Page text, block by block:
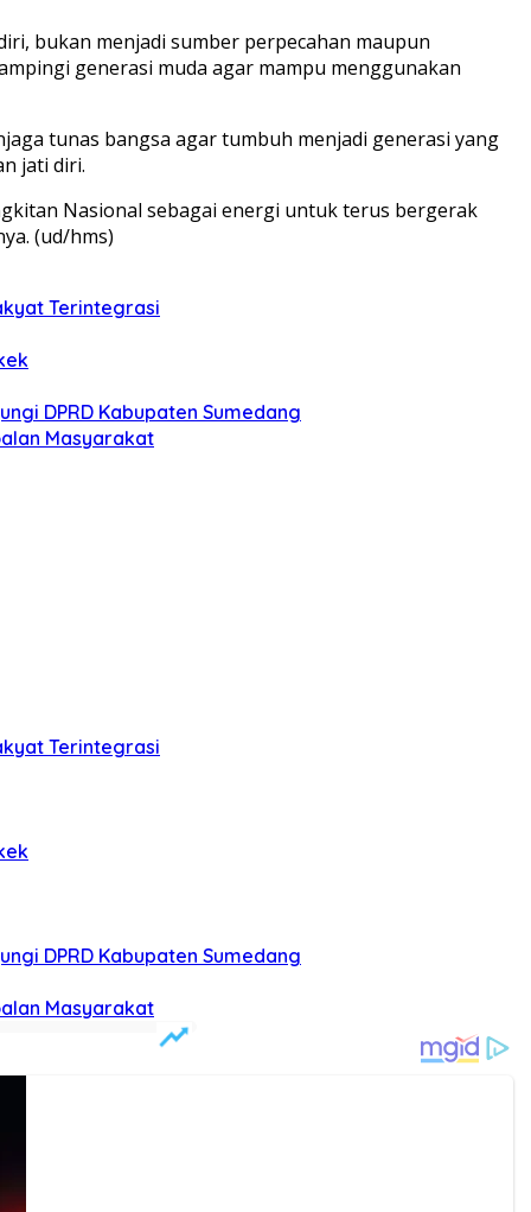
bukan menjadi sumber perpecahan maupun
generasi muda agar mampu menggunakan
tunas bangsa agar tumbuh menjadi generasi yang
jati diri.
Nasional sebagai energi untuk terus bergerak
(ud/hms)
Terintegrasi
DPRD Kabupaten Sumedang
Masyarakat
Terintegrasi
DPRD Kabupaten Sumedang
Masyarakat